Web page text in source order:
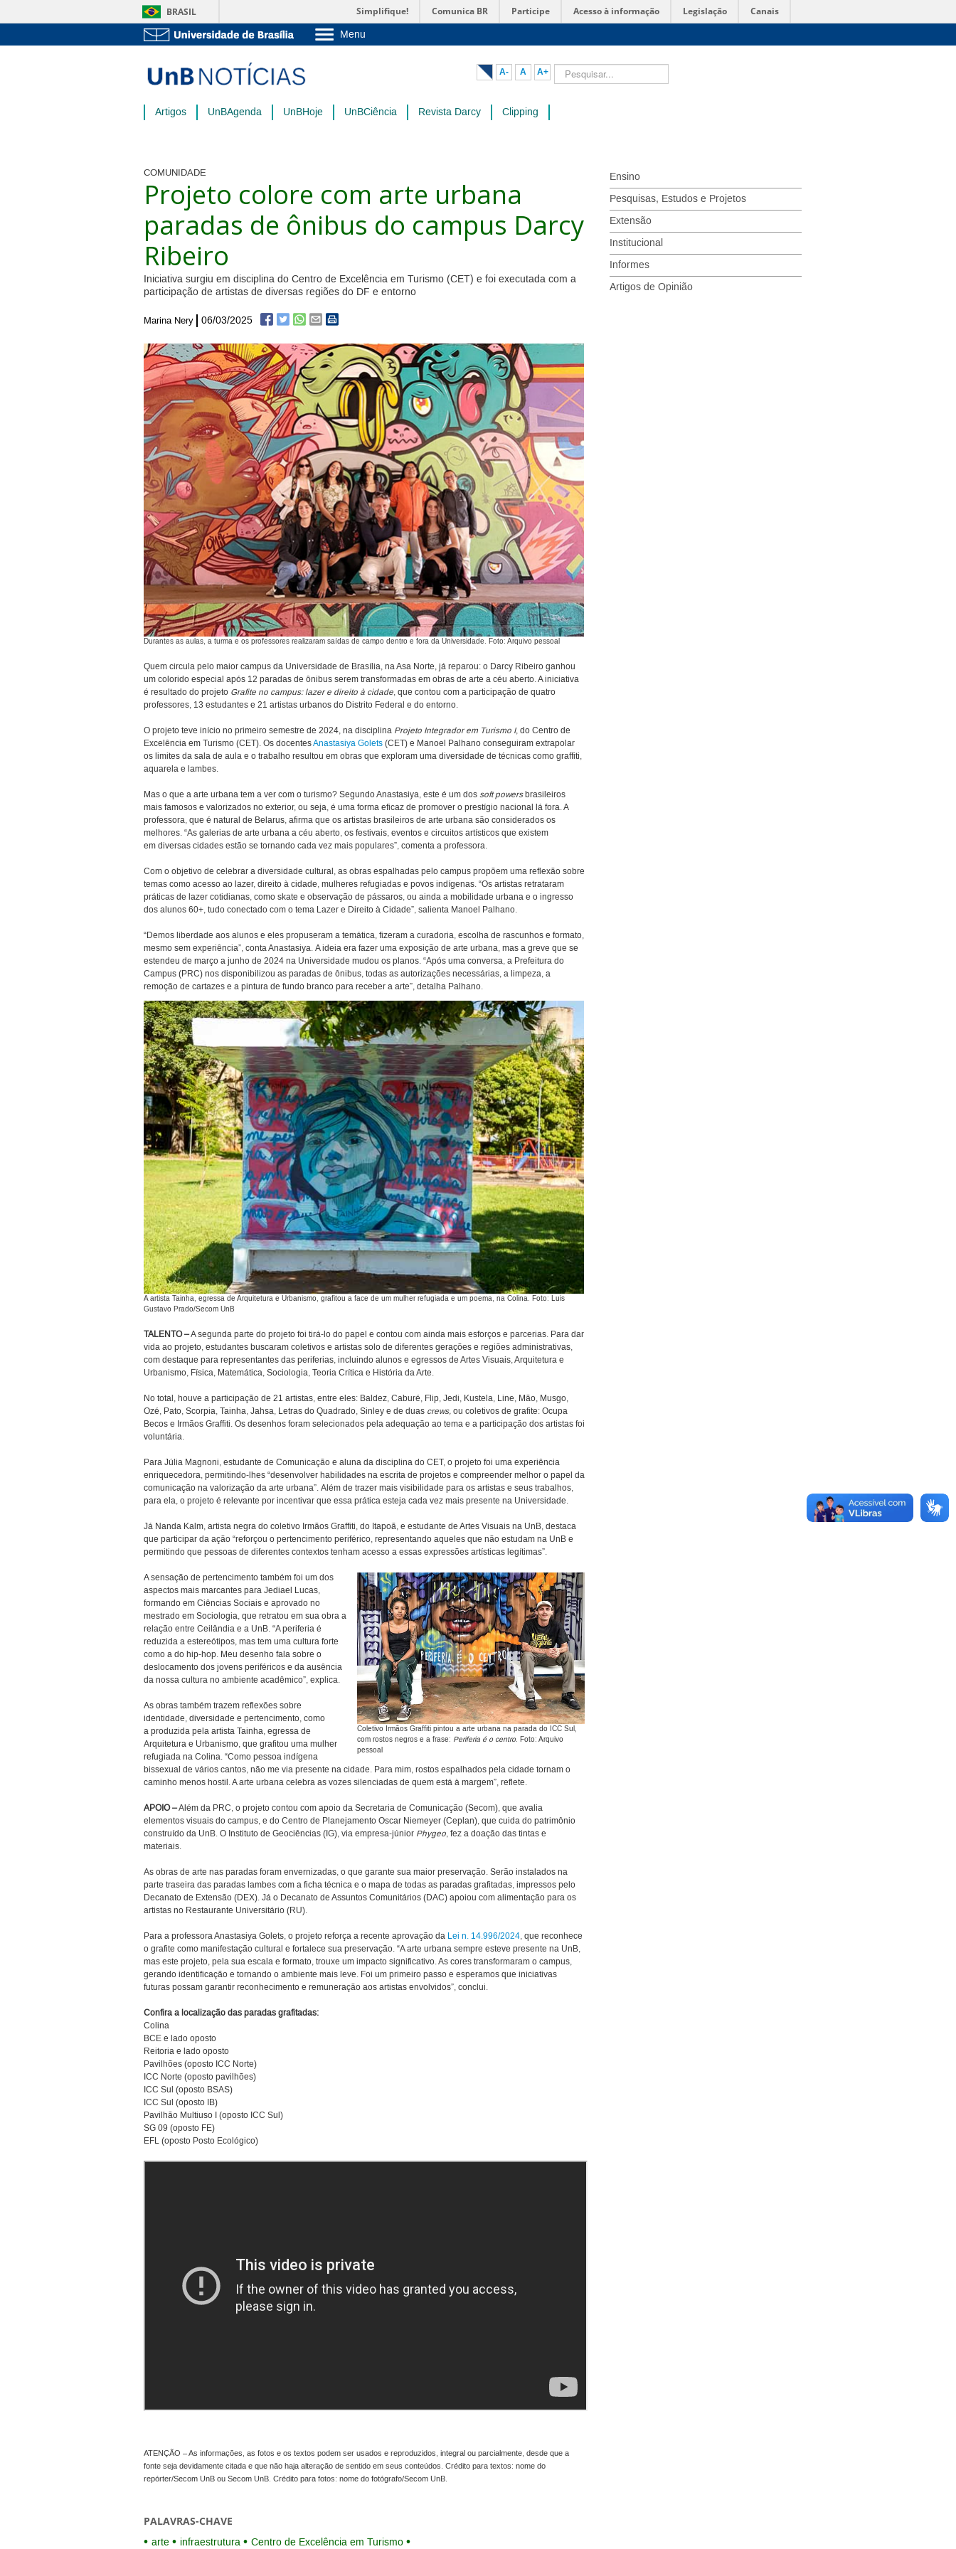
BRASIL Simplifique! Comunica BR Participe Acesso à informação Legislação Canais
Menu
Pós-Graduação
Administração
A- A A+ Pesquisar...
Artigos UnBAgenda UnBHoje UnBCiência Revista Darcy Clipping
COMUNIDADE
Projeto colore com arte urbana
paradas de ônibus do campus Darcy
Ribeiro
Iniciativa surgiu em disciplina do Centro de Excelência em Turismo (CET) e foi executada com a
participação de artistas de diversas regiões do DF e entorno
Marina Nery 06/03/2025
Durantes as aulas, a turma e os professores realizaram saídas de campo dentro e fora da Universidade. Foto: Arquivo pessoal
Quem circula pelo maior campus da Universidade de Brasília, na Asa Norte, já reparou: o Darcy Ribeiro ganhou
um colorido especial após 12 paradas de ônibus serem transformadas em obras de arte a céu aberto. A iniciativa
é resultado do projeto Grafite no campus: lazer e direito à cidade, que contou com a participação de quatro
professores, 13 estudantes e 21 artistas urbanos do Distrito Federal e do entorno.
O projeto teve início no primeiro semestre de 2024, na disciplina Projeto Integrador em Turismo I, do Centro de
Excelência em Turismo (CET). Os docentesAnastasiya Golets (CET) e Manoel Palhano conseguiram extrapolar
os limites da sala de aula e o trabalho resultou em obras que exploram uma diversidade de técnicas como graffiti,
aquarela e lambes.
Mas o que a arte urbana tem a ver com o turismo? Segundo Anastasiya, este é um dos soft powersbrasileiros
mais famosos e valorizados no exterior, ou seja, é uma forma eficaz de promover o prestígio nacional lá fora. A
professora, que é natural de Belarus, afirma que os artistas brasileiros de arte urbana são considerados os
melhores. “As galerias de arte urbana a céu aberto, os festivais, eventos e circuitos artísticos que existem
em diversas cidades estão se tornando cada vez mais populares”, comenta a professora.
Com o objetivo de celebrar a diversidade cultural, as obras espalhadas pelo campus propõem uma reflexão sobre
temas como acesso ao lazer, direito à cidade, mulheres refugiadas e povos indígenas. “Os artistas retrataram
práticas de lazer cotidianas, como skate e observação de pássaros, ou ainda a mobilidade urbana e o ingresso
dos alunos 60+, tudo conectado com o tema Lazer e Direito à Cidade”, salienta Manoel Palhano.
“Demos liberdade aos alunos e eles propuseram a temática, fizeram a curadoria, escolha de rascunhos e formato,
mesmo sem experiência”, conta Anastasiya. A ideia era fazer uma exposição de arte urbana, mas a greve que se
estendeu de março a junho de 2024 na Universidade mudou os planos. “Após uma conversa, a Prefeitura do
Campus (PRC) nos disponibilizou as paradas de ônibus, todas as autorizações necessárias, a limpeza, a
remoção de cartazes e a pintura de fundo branco para receber a arte”, detalha Palhano.
A artista Tainha, egressa de Arquitetura e Urbanismo, grafitou a face de um mulher refugiada e um poema, na Colina. Foto: Luis
Gustavo Prado/Secom UnB
TALENTO –A segunda parte do projeto foi tirá-lo do papel e contou com ainda mais esforços e parcerias. Para dar
vida ao projeto, estudantes buscaram coletivos e artistas solo de diferentes gerações e regiões administrativas,
com destaque para representantes das periferias, incluindo alunos e egressos de Artes Visuais, Arquitetura e
Urbanismo, Física, Matemática, Sociologia, Teoria Crítica e História da Arte.
No total, houve a participação de 21 artistas, entre eles: Baldez, Caburé, Flip, Jedi, Kustela, Line, Mão, Musgo,
Ozé, Pato, Scorpia, Tainha, Jahsa, Letras do Quadrado, Sinley e de duas crews, ou coletivos de grafite: Ocupa
Becos e Irmãos Graffiti. Os desenhos foram selecionados pela adequação ao tema e a participação dos artistas foi
voluntária.
Para Júlia Magnoni, estudante de Comunicação e aluna da disciplina do CET, o projeto foi uma experiência
enriquecedora, permitindo-lhes “desenvolver habilidades na escrita de projetos e compreender melhor o papel da
comunicação na valorização da arte urbana”. Além de trazer mais visibilidade para os artistas e seus trabalhos,
para ela, o projeto é relevante por incentivar que essa prática esteja cada vez mais presente na Universidade.
Já Nanda Kalm, artista negra do coletivo Irmãos Graffiti, do Itapoã, e estudante de Artes Visuais na UnB, destaca
que participar da ação “reforçou o pertencimento periférico, representando aqueles que não estudam na UnB e
permitindo que pessoas de diferentes contextos tenham acesso a essas expressões artísticas legítimas”.
Coletivo Irmãos Graffiti pintou a arte urbana na parada do ICC Sul,
com rostos negros e a frase: Periferia é o centro. Foto: Arquivo
pessoal
A sensação de pertencimento também foi um dos
aspectos mais marcantes para Jediael Lucas,
formando em Ciências Sociais e aprovado no
mestrado em Sociologia, que retratou em sua obra a
relação entre Ceilândia e a UnB. “A periferia é
reduzida a estereótipos, mas tem uma cultura forte
como a do hip-hop. Meu desenho fala sobre o
deslocamento dos jovens periféricos e da ausência
da nossa cultura no ambiente acadêmico”, explica.
As obras também trazem reflexões sobre
identidade, diversidade e pertencimento, como
a produzida pela artista Tainha, egressa de
Arquitetura e Urbanismo, que grafitou uma mulher
refugiada na Colina. “Como pessoa indígena
bissexual de vários cantos, não me via presente na cidade. Para mim, rostos espalhados pela cidade tornam o
caminho menos hostil. A arte urbana celebra as vozes silenciadas de quem está à margem”, reflete.
APOIO –Além da PRC, o projeto contou com apoio da Secretaria de Comunicação (Secom), que avalia
elementos visuais do campus, e do Centro de Planejamento Oscar Niemeyer (Ceplan), que cuida do patrimônio
construído da UnB. O Instituto de Geociências (IG), via empresa-júnior Phygeo, fez a doação das tintas e
materiais.
As obras de arte nas paradas foram envernizadas, o que garante sua maior preservação. Serão instalados na
parte traseira das paradas lambes com a ficha técnica e o mapa de todas as paradas grafitadas, impressos pelo
Decanato de Extensão (DEX). Já o Decanato de Assuntos Comunitários (DAC) apoiou com alimentação para os
artistas no Restaurante Universitário (RU).
Para a professora Anastasiya Golets, o projeto reforça a recente aprovação da Lei n. 14.996/2024, que reconhece
o grafite como manifestação cultural e fortalece sua preservação. “A arte urbana sempre esteve presente na UnB,
mas este projeto, pela sua escala e formato, trouxe um impacto significativo. As cores transformaram o campus,
gerando identificação e tornando o ambiente mais leve. Foi um primeiro passo e esperamos que iniciativas
futuras possam garantir reconhecimento e remuneração aos artistas envolvidos”, conclui.
Confira a localização das paradas grafitadas:
Colina
BCE e lado oposto
Reitoria e lado oposto
Pavilhões (oposto ICC Norte)
ICC Norte (oposto pavilhões)
ICC Sul (oposto BSAS)
ICC Sul (oposto IB)
Pavilhão Multiuso I (oposto ICC Sul)
SG 09 (oposto FE)
EFL (oposto Posto Ecológico)
ATENÇÃO – As informações, as fotos e os textos podem ser usados e reproduzidos, integral ou parcialmente, desde que a
fonte seja devidamente citada e que não haja alteração de sentido em seus conteúdos. Crédito para textos: nome do
repórter/Secom UnB ou Secom UnB. Crédito para fotos: nome do fotógrafo/Secom UnB.
PALAVRAS-CHAVE
arte infraestrutura Centro de Excelência em Turismo
Ensino
Pesquisas, Estudos e Projetos
Extensão
Institucional
Informes
Artigos de Opinião